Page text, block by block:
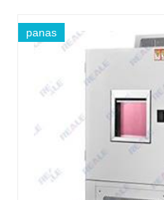
panas